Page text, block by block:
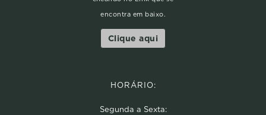
encontra em baixo.
Clique aqui
HORÁRIO:
Segunda a Sexta: